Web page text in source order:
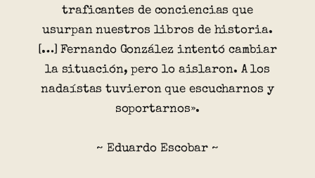
traficantes de conciencias que
usurpan nuestros libros de historia.
[…] Fernando González intentó cambiar
la situación, pero lo aislaron. A los
nadaístas tuvieron que escucharnos y
soportarnos».
~ Eduardo Escobar ~